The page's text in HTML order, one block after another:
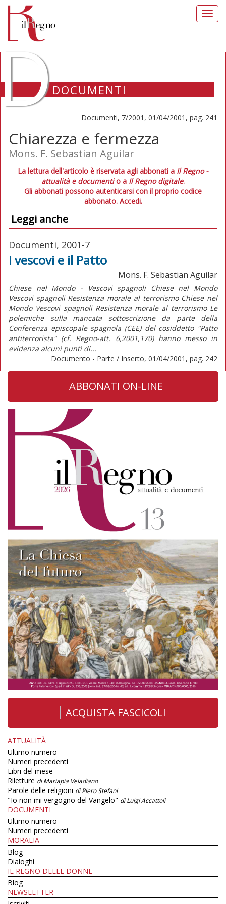
DOCUMENTI
Documenti, 7/2001, 01/04/2001, pag. 241
Chiarezza e fermezza
Mons. F. Sebastian Aguilar
La lettura dell'articolo è riservata agli abbonati a Il Regno -
attualità e documentio a Il Regno digitale.
Gli abbonati possono autenticarsi con il proprio codice
abbonato. Accedi.
Leggi anche
Documenti, 2001-7
I vescovi e il Patto
Mons. F. Sebastian Aguilar
Chiese nel Mondo - Vescovi spagnoli Chiese nel Mondo
Vescovi spagnoli Resistenza morale al terrorismo Chiese nel
Mondo Vescovi spagnoli Resistenza morale al terrorismo Le
polemiche sulla mancata sottoscrizione da parte della
Conferenza episcopale spagnola (CEE) del cosiddetto "Patto
antiterrorista" (cf. Regno-att. 6,2001,170) hanno messo in
evidenza alcuni punti di...
Documento - Parte / Inserto, 01/04/2001, pag. 242
ABBONATI ON-LINE
ACQUISTA FASCICOLI
ATTUALITÀ
Ultimo numero
Numeri precedenti
Libri del mese
Riletture di Mariapia Veladiano
Parole delle religioni di Piero Stefani
"Io non mi vergogno del Vangelo" di Luigi Accattoli
DOCUMENTI
Ultimo numero
Numeri precedenti
MORALIA
Blog
Dialoghi
IL REGNO DELLE DONNE
Blog
NEWSLETTER